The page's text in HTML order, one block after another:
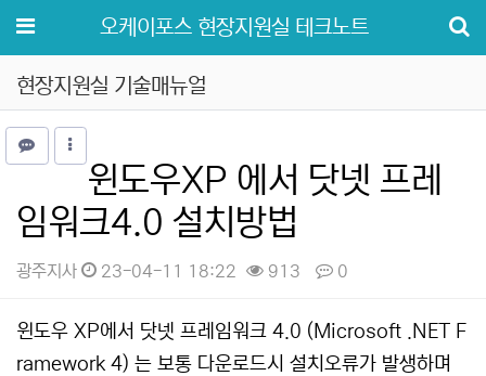
메뉴 오케이포스 현장지원실 테크노트
현장지원실 기술매뉴얼
윈도우XP 에서 닷넷 프레
임워크4.0 설치방법
광주지사 23-04-11 18:22 913 0
본문
윈도우 XP에서 닷넷 프레임워크 4.0 (Microsoft .NET F
ramework 4) 는 보통 다운로드시 설치오류가 발생하며